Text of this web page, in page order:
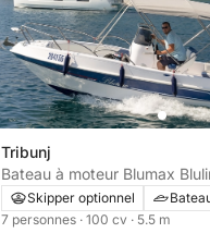
Tribunj
Bateau à moteur Blumax
open 100cv
Skipper optionnel
7 personnes · 100 cv · 5.5 m